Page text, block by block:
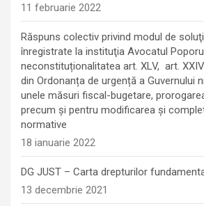
11 februarie 2022
Răspuns colectiv privind modul de
înregistrate la instituţia Avocatul
neconstituționalitatea art. XLV, art.
din Ordonanța de urgență a Guvernului
unele măsuri fiscal-bugetare,
precum şi pentru modificarea şi
normative
18 ianuarie 2022
DG JUST – Carta drepturilor
13 decembrie 2021